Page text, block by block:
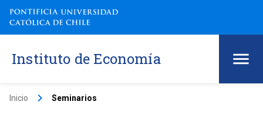
Instituto de Economía
Inicio keyboard_arrow_right Seminarios